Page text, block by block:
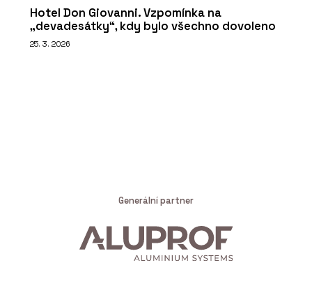
Hotel Don Giovanni. Vzpomínka na
„devadesátky“, kdy bylo všechno dovoleno
25. 3. 2026
Generální partner